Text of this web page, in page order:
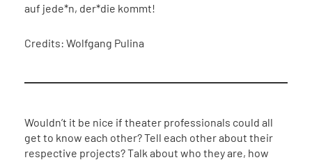
auf jede*n, der*die kommt!
Credits: Wolfgang Pulina
Wouldn’t it be nice if theater professionals could all
get to know each other? Tell each other about their
respective projects? Talk about who they are, how